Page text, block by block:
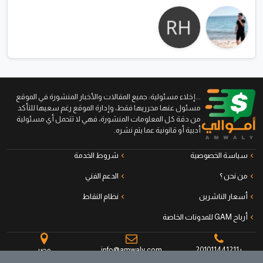
...إخلاء مسئولية: جميع المقالات والأخبار المنشورة في الموقع
مسئول عنها محرريها فقط، وإدارة الموقع رغم سعيها للتأكد
من دقة كل المعلومات المنشورة، فهي لا تتحمل أي مسئولية
أدبية أو قانونية عما يتم نشره.
سياسة الخصوصية شروط الخدمة
من نحن ؟ الدعم الفني
أسعار الناشرين نظام النقاط
أرباح GAM للمدونات الخاصة
+201011441211
info@amwaly.com
مصر